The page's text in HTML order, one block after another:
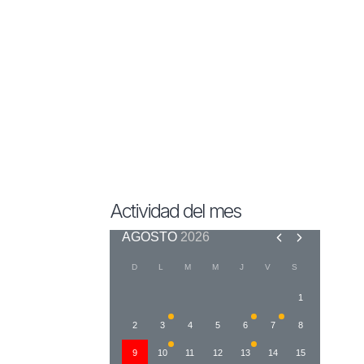
Actividad del mes
AGOSTO 2026
D L M M J V S
1
2 3 4 5 6 7 8
9 10 11 12 13 14 15